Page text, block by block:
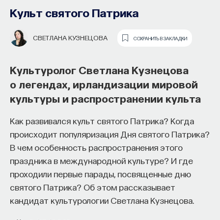
Культ святого Патрика
СВЕТЛАНА КУЗНЕЦОВА СОХРАНИТЬ В ЗАКЛАДКИ
Культуролог Светлана Кузнецова
о легендах, ирландизации мировой
культуры и распространении культа
Как развивался культ святого Патрика? Когда
происходит популяризация Дня святого Патрика?
В чем особенность распространения этого
праздника в международной культуре? И где
проходили первые парады, посвященные дню
святого Патрика? Об этом рассказывает
кандидат культурологии Светлана Кузнецова.
Основатель ПостНауки Ивар
Максутов запускает сервис, который
поможет найти свою нишу
в глобальных deep tech и биотех
компаниях
В 2012 годуИвар Максутовсоздал проект
ПостНаука, который дал голос учёным и навсегда
о кельтах, Великом переселении
народов и романских языках
Каково языковое разнообразие Европы? Когда
кельтские языки были вытеснены с территории
Западной Европы? Как возникли романские
и германские языки? Об этом рассказывает
доктор филологических наук Владимир Плунгян.
Европа — это царство индоевропейских
языков. Внутри индоевропейской семьи,